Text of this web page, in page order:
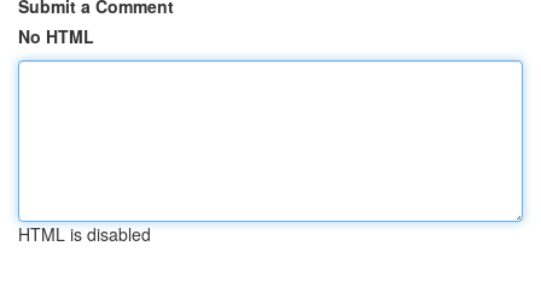
Submit a Comment
No HTML
HTML is disabled